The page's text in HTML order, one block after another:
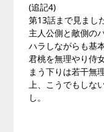
(追記4)
第13話まで見ました
主人公側と敵側の
ハラしながらも基
君桃を無理やり侍
まう下りは若干無
上、こうでもしな
し。